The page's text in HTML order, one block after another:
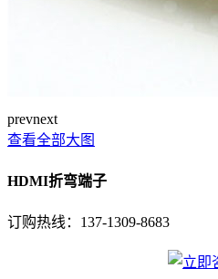
prevnext
查看全部大图
HDMI折弯端子
订购热线： 137-1309-8683